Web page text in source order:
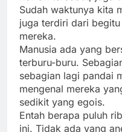
Sudah waktunya kita
juga terdiri dari
mereka.
Manusia ada yang
terburu-buru.
sebagian lagi pandai
mengenal mereka
sedikit yang egois.
Entah berapa puluh
ini. Tidak ada yang